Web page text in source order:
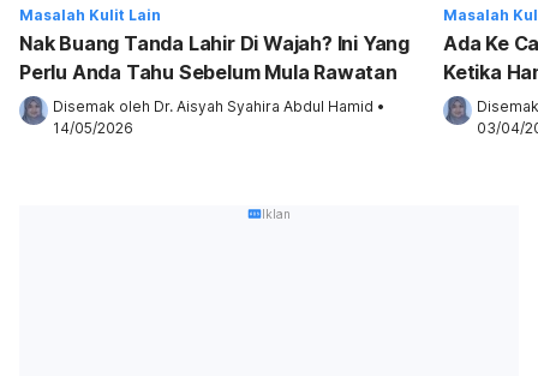
Masalah Kulit Lain
Nak Buang Tanda Lahir Di Wajah? Ini Yang
Perlu Anda Tahu Sebelum Mula Rawatan
Disemak oleh Dr. Aisyah Syahira Abdul Hamid •
14/05/2026
Masalah
Ada Ke
Ketika
Tahu!
03/04/
Iklan